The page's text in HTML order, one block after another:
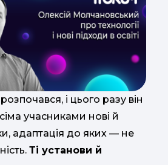
і цього разу він
учасниками нові й
адаптація до яких — не
Ті установи й